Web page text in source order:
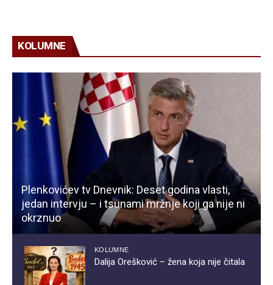
KOLUMNE
Plenkovićev tv Dnevnik: Deset godina vlasti,
jedan intervju – i tsunami mržnje koji ga nije ni
okrznuo
KOLUMNE
Dalija Orešković – žena koja nije čitala